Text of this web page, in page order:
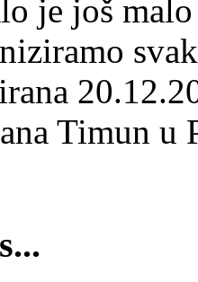
je još
Timun u